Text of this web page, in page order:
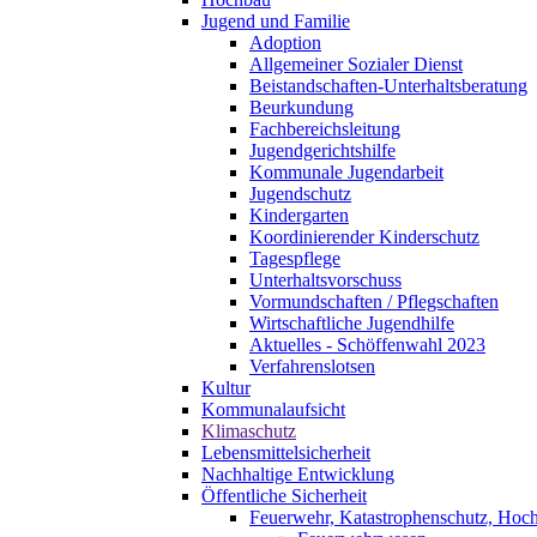
Jugend und Familie
Adoption
Allgemeiner Sozialer Dienst
Beistandschaften-Unterhaltsberatung
Beurkundung
Fachbereichsleitung
Jugendgerichtshilfe
Kommunale Jugendarbeit
Jugendschutz
Kindergarten
Koordinierender Kinderschutz
Tagespflege
Unterhaltsvorschuss
Vormundschaften / Pflegschaften
Wirtschaftliche Jugendhilfe
Aktuelles - Schöffenwahl 2023
Verfahrenslotsen
Kultur
Kommunalaufsicht
Klimaschutz
Lebensmittelsicherheit
Nachhaltige Entwicklung
Öffentliche Sicherheit
Feuerwehr, Katastrophenschutz,